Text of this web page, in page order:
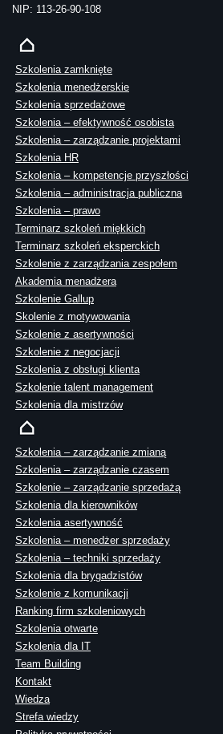
NIP: 113-26-90-108
Szkolenia zamknięte
Szkolenia menedżerskie
Szkolenia sprzedażowe
Szkolenia – efektywność osobista
Szkolenia – zarządzanie projektami
Szkolenia HR
Szkolenia – kompetencje przyszłości
Szkolenia – administracja publiczna
Szkolenia – prawo
Terminarz szkoleń miękkich
Terminarz szkoleń eksperckich
Szkolenie z zarządzania zespołem
Akademia menadżera
Szkolenie Gallup
Skolenie z motywowania
Szkolenie z asertywności
Szkolenie z negocjacji
Szkolenia z obsługi klienta
Szkolenie talent management
Szkolenia dla mistrzów
Szkolenia – zarządzanie zmianą
Szkolenia – zarządzanie czasem
Szkolenie – zarządzanie sprzedażą
Szkolenia dla kierowników
Szkolenia asertywność
Szkolenia – menedżer sprzedaży
Szkolenia – techniki sprzedaży
Szkolenia dla brygadzistów
Szkolenie z komunikacji
Ranking firm szkoleniowych
Szkolenia otwarte
Szkolenia dla IT
Team Building
Kontakt
Wiedza
Strefa wiedzy